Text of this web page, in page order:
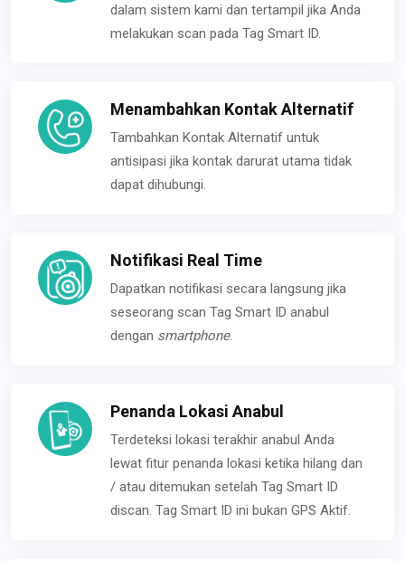
dalam sistem kami dan tertampil jika Anda
melakukan scan pada Tag Smart ID.
Menambahkan Kontak Alternatif
Tambahkan Kontak Alternatif untuk
antisipasi jika kontak darurat utama tidak
dapat dihubungi.
Notifikasi Real Time
Dapatkan notifikasi secara langsung jika
seseorang scan Tag Smart ID anabul
dengan smartphone.
Penanda Lokasi Anabul
Terdeteksi lokasi terakhir anabul Anda
lewat fitur penanda lokasi ketika hilang dan
/ atau ditemukan setelah Tag Smart ID
discan. Tag Smart ID ini bukan GPS Aktif.